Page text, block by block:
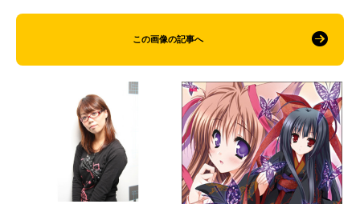
この画像の記事へ